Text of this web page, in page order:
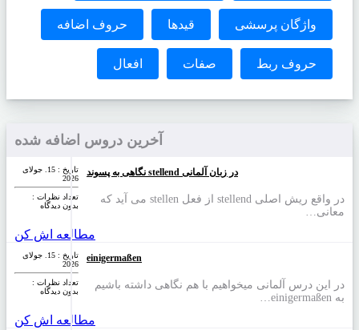
واژگان پرسشی قیدها حروف اضافه
حروف ربط صفات افعال
آخرین دروس اضافه شده
تاریخ : 15. جولای
2026
تعداد نظرات‌ :
بدون دیدگاه
نگاهی به پسوند stellend در زبان آلمانی
در واقع ریش اصلی stellend از فعل stellen می آید که
معانی…
مطالعه اش کن
تاریخ : 15. جولای
2026
تعداد نظرات‌ :
بدون دیدگاه
einigermaßen
در این درس آلمانی میخواهیم با هم نگاهی داشته باشیم
به einigermaßen…
مطالعه اش کن